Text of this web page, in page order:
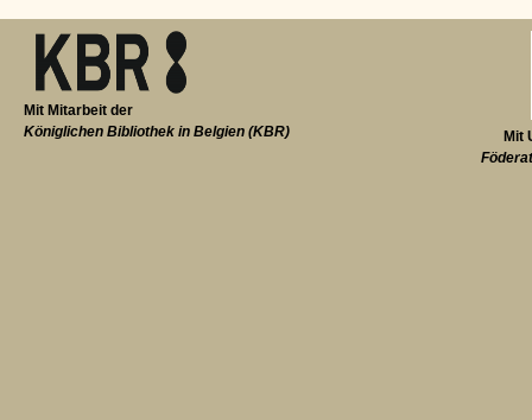
Mit
Mit Mitarbeit der
Königlichen Bibliothek in Belgien (KBR)